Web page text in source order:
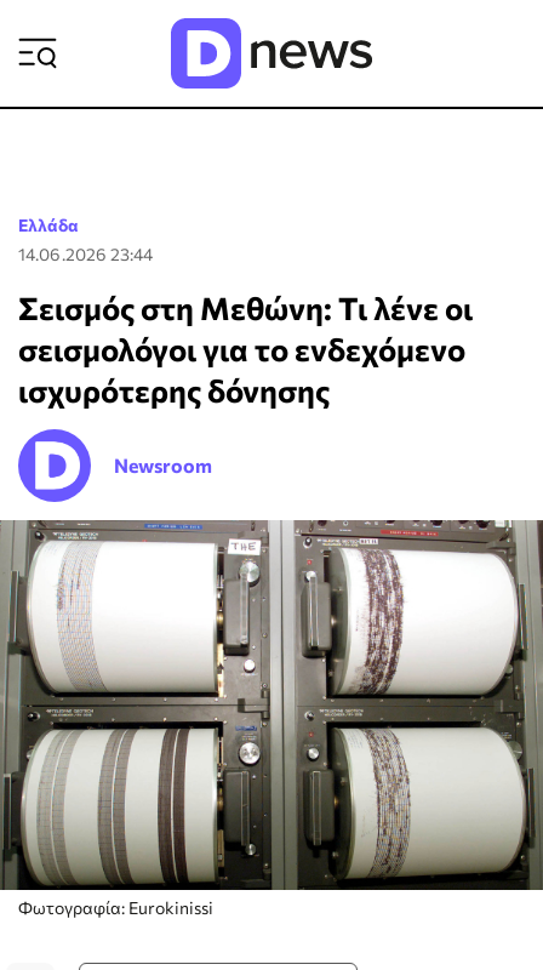
Ελλάδα
14.06.2026 23:44
Σεισμός στη Μεθώνη: Τι λένε οι
σεισμολόγοι για το ενδεχόμενο
ισχυρότερης δόνησης
Newsroom
Φωτογραφία: Eurokinissi